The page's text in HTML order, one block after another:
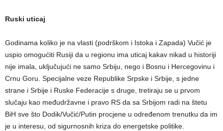
Ruski uticaj
Godinama koliko je na vlasti (podrškom i Istoka i Zapada) Vučić je
uspio omogućiti Rusiji da u regionu ima uticaj kakav nikad u historiji
nije imala, uključujući ne samo Srbiju, nego i Bosnu i Hercegovinu i
Crnu Goru. Specijalne veze Republike Srpske i Srbije, s jedne
strane i Srbije i Ruske Federacije s druge, tretiraju se u prvom
slučaju kao međudržavne i pravo RS da sa Srbijom radi na štetu
BiH sve što Dodik/Vučić/Putin procjene u određenom trenutku da im
je u interesu, od sigurnosnih kriza do energetske politike.